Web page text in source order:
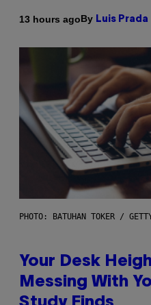
13 hours agoBy Luis Prada
PHOTO: BATUHAN TOKER /
Your Desk
Messing With